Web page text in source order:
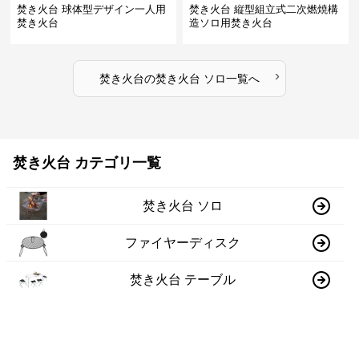
焚き火台 球体型デザイン一人用
焚き火台
焚き火台 縦型組立式二次燃焼構
造ソロ用焚き火台
焚き火台の焚き火台 ソロ一覧へ ›
焚き火台 カテゴリ一覧
焚き火台 ソロ
ファイヤーディスク
焚き火台 テーブル